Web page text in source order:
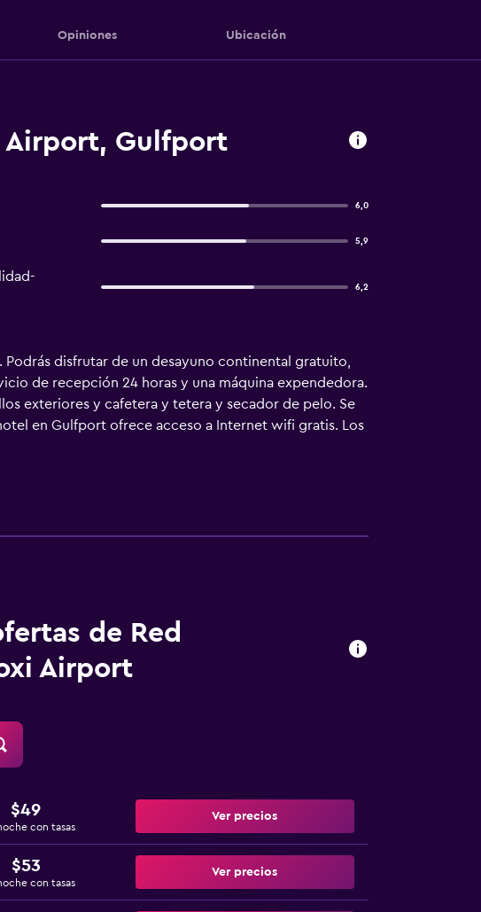
Opiniones Ubicación
Airport, Gulfport
6,0
5,9
6,2
disfrutar de un desayuno continental gratuito,
de recepción 24 horas y una máquina expendedora.
exteriores y cafetera y tetera y secador de pelo. Se
en Gulfport ofrece acceso a Internet wifi gratis. Los
de teléfono; las llamadas locales y de larga distancia
planchar con plancha y artículos de higiene personal
de Red
Airport
$49
con tasas
Ver precios
$53
con tasas
Ver precios